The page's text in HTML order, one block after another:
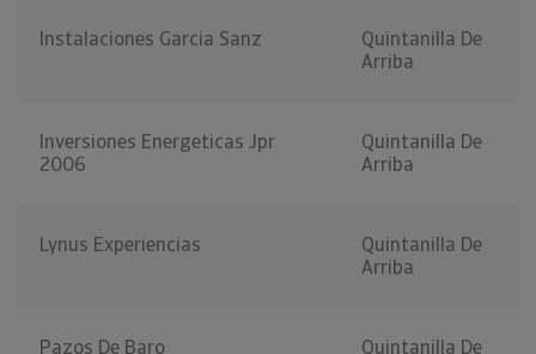
Instalaciones Garcia Sanz
Quintanilla De
Arriba
Inversiones Energeticas Jpr
2006
Quintanilla De
Arriba
Lynus Experiencias
Quintanilla De
Arriba
Pazos De Baro
Quintanilla De